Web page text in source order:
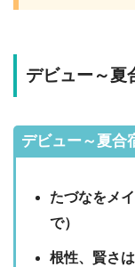
デビュー～夏
デビュー～夏合
たづなをメ
で）
根性、賢さ